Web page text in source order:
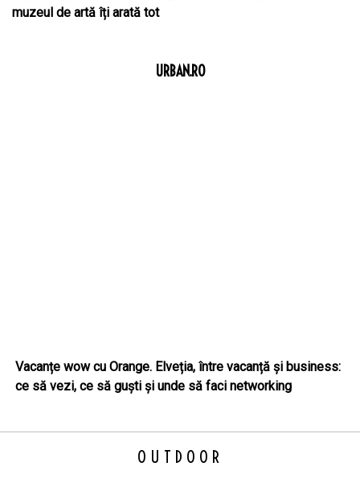
muzeul de artă îți arată tot
URBAN.RO
Vacanțe wow cu Orange. Elveția, între vacanță și business:
ce să vezi, ce să guști și unde să faci networking
OUTDOOR